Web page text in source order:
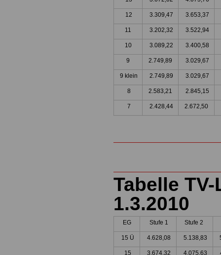
12 3.309,47 3.653,37
11 3.202,32 3.522,94
10 3.089,22 3.400,58
9 2.749,89 3.029,67
9 klein 2.749,89 3.029,67
8 2.583,21 2.845,15
7 2.428,44 2.672,50
Tabelle
1.3.2010
EG Stufe 1 Stufe 2
15 Ü 4.628,08 5.138,83
15 3.674,32 4.075,63